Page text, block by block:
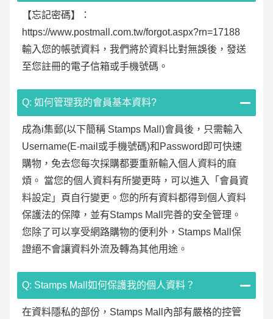
【忘記密碼】：
https://www.postmall.com.tw/forgot.aspx?rn=17188
輸入您的帳號資料，我們將於資料比對無誤後，發送
至您註冊的電子信箱或手機號碼。
Q: 如何管理我的會員基本資料?
成為i集郵(以下簡稱 Stamps Mall)會員後，只需輸入
Username(E-mail或手機號碼)和Password即可快速
購物，免去您每次採購都要重新輸入個人資料的麻
煩。 當您的個人資料有所變更時，可以進入「會員資
料設定」頁自行變更。您的所有資料都得到個人資料
保護法的保障，並有Stamps Mall完善的安全管理。
您除了可以享受網路購物的便利外，Stamps Mall保
證絕不會讓資料外流及轉為其他用途。
Q: Stamps Mall如何保護我的個人資料？
在資料隱私的部份，Stamps Mall內部有嚴格的控管